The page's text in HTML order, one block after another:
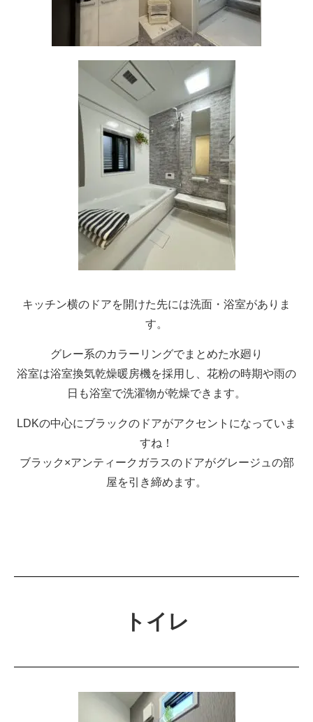
キッチン横のドアを開けた先には洗面・浴室がありま
す。
グレー系のカラーリングでまとめた水廻り
浴室は浴室換気乾燥暖房機を採用し、花粉の時期や雨の
日も浴室で洗濯物が乾燥できます。
LDKの中心にブラックのドアがアクセントになっていま
すね！
ブラック×アンティークガラスのドアがグレージュの部
屋を引き締めます。
トイレ